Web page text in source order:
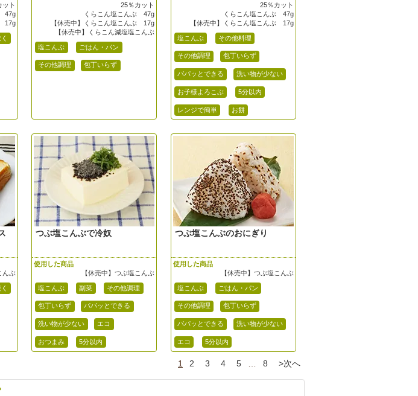
ット
47g
17g
25％カット
くらこん塩こんぶ 47g
【休売中】くらこん塩こんぶ 17g
【休売中】くらこん減塩塩こんぶ
塩こんぶ ごはん・パン
その他調理 包丁いらず
25％カット
くらこん塩こんぶ 47g
【休売中】くらこん塩こんぶ 17g
塩こんぶ その他料理
その他調理 包丁いらず
パパッとできる 洗い物が少ない
お子様よろこぶ 5分以内
レンジで簡単 お餅
んぶ
つぶ塩こんぶで冷奴
使用した商品
【休売中】つぶ塩こんぶ
塩こんぶ 副菜 その他調理
包丁いらず パパッとできる
洗い物が少ない エコ
おつまみ 5分以内
つぶ塩こんぶのおにぎり
使用した商品
【休売中】つぶ塩こんぶ
塩こんぶ ごはん・パン
その他調理 包丁いらず
パパッとできる 洗い物が少ない
エコ 5分以内
1 2 3 4 5 8 >次へ